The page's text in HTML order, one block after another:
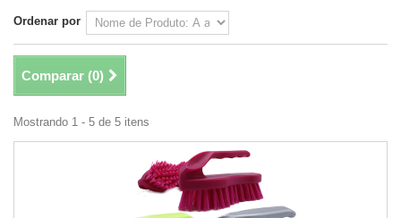
Ordenar por
Comparar (0)
Mostrando 1 - 5 de 5 itens